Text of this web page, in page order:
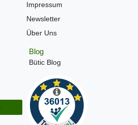
Impressum
Newsletter
Über Uns
Blog
Bütic Blog